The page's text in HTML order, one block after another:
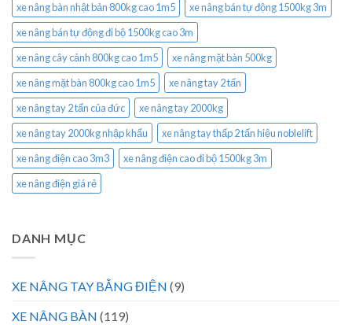
xe nâng bàn nhật bản 800kg cao 1m5
xe nâng bán tự động 1500kg 3m
xe nâng bán tự động đi bộ 1500kg cao 3m
xe nâng cây cảnh 800kg cao 1m5
xe nâng mặt bàn 500kg
xe nâng mặt bàn 800kg cao 1m5
xe nâng tay 2 tấn
xe nâng tay 2 tấn của đức
xe nâng tay 2000kg
xe nâng tay 2000kg nhập khẩu
xe nâng tay thấp 2 tấn hiệu noblelift
xe nâng điện cao 3m3
xe nâng điện cao đi bộ 1500kg 3m
xe nâng điện giá rẻ
DANH MỤC
XE NÂNG TAY BẰNG ĐIỆN (9)
XE NÂNG BÀN (119)